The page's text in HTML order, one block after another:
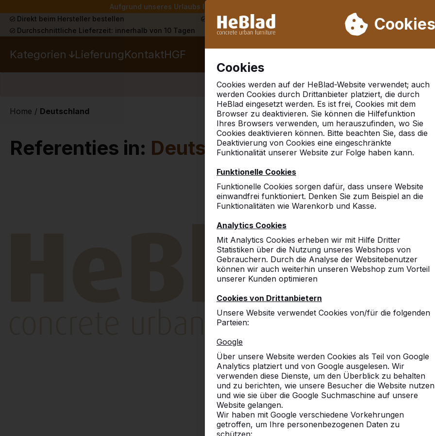
Aufgrund unseres Urlaubs liefern wir von Woche 31 bis Woche 33 nicht. Bitte
Cookies
Cookies
Cookies werden auf der HeBlad-Website verwendet; auch
werden Cookies durch Drittanbieter platziert, die durch
HeBlad eingesetzt werden. Es ist frei, Cookies mit dem
Browser zu deaktivieren. Sie können die Hilfefunktion
Ihres Browsers verwenden, um herauszufinden, wo Sie
Cookies deaktivieren können. Bitte beachten Sie, dass die
Deaktivierung von Cookies eine eingeschränkte
Funktionalität unserer Website zur Folge haben kann.
Funktionelle Cookies
Funktionelle Cookies sorgen dafür, dass unsere Website
einwandfrei funktioniert. Denken Sie zum Beispiel an die
Funktionalitäten wie Warenkorb und Kasse.
Analytics Cookies
Mit Analytics Cookies erheben wir mit Hilfe Dritter
Statistiken über die Nutzung unseres Webshops von
Gebrauchern. Durch die Analyse der Websitebenutzer
können wir auch weiterhin unseren Webshop zum Vorteil
unserer Kunden optimieren
Cookies von Drittanbietern
Unsere Website verwendet Cookies von/für die folgenden
Parteien:
Google
Über unsere Website werden Cookies als Teil von Google
Analytics platziert und von Google ausgelesen. Wir
verwenden diese Dienste, um den Überblick zu behalten
und zu berichten, wie unsere Besucher die Website nutzen
und wie sie über die Google Suchmaschine auf unsere
Website gelangen.
Wir haben mit Google verschiedene Vorkehrungen
getroffen, um Ihre personenbezogenen Daten zu
schützen:
Direkt beim Hersteller bestellen Schon mehr als 30.000 Produkten verkauft
Durchschnittliche Lieferzeit: innerhalb von 10 Tagen
Kategorien LieferungKontaktHGF
Geen referenties gevonden in 'gegenuber-der-
Home / Deutschland
Referenties in: Deutschland
10
10
Qualitativ sehr
8
Bisher ist dieses Produkt
und man kann schön
man nur empfehlen.